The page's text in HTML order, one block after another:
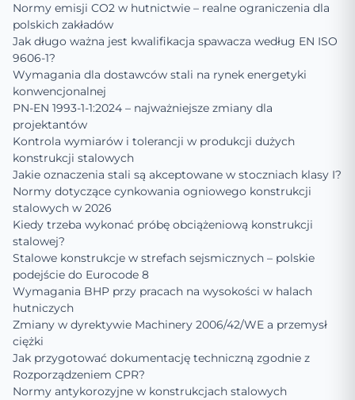
Normy emisji CO2 w hutnictwie – realne ograniczenia dla
polskich zakładów
Jak długo ważna jest kwalifikacja spawacza według EN ISO
9606-1?
Wymagania dla dostawców stali na rynek energetyki
konwencjonalnej
PN-EN 1993-1-1:2024 – najważniejsze zmiany dla
projektantów
Kontrola wymiarów i tolerancji w produkcji dużych
konstrukcji stalowych
Jakie oznaczenia stali są akceptowane w stoczniach klasy I?
Normy dotyczące cynkowania ogniowego konstrukcji
stalowych w 2026
Kiedy trzeba wykonać próbę obciążeniową konstrukcji
stalowej?
Stalowe konstrukcje w strefach sejsmicznych – polskie
podejście do Eurocode 8
Wymagania BHP przy pracach na wysokości w halach
hutniczych
Zmiany w dyrektywie Machinery 2006/42/WE a przemysł
ciężki
Jak przygotować dokumentację techniczną zgodnie z
Rozporządzeniem CPR?
Normy antykorozyjne w konstrukcjach stalowych